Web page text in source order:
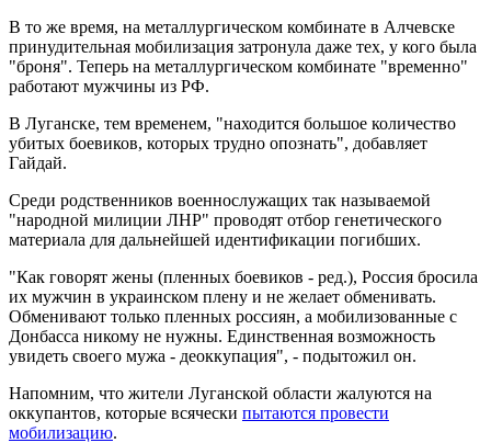
В то же время, на металлургическом комбинате в Алчевске
принудительная мобилизация затронула даже тех, у кого была
"броня". Теперь на металлургическом комбинате "временно"
работают мужчины из РФ.
В Луганске, тем временем, "находится большое количество
убитых боевиков, которых трудно опознать", добавляет
Гайдай.
Среди родственников военнослужащих так называемой
"народной милиции ЛНР" проводят отбор генетического
материала для дальнейшей идентификации погибших.
"Как говорят жены (пленных боевиков - ред.), Россия бросила
их мужчин в украинском плену и не желает обменивать.
Обменивают только пленных россиян, а мобилизованные с
Донбасса никому не нужны. Единственная возможность
увидеть своего мужа - деоккупация", - подытожил он.
Напомним, что жители Луганской области жалуются на
оккупантов, которые всячески пытаются провести
мобилизацию.